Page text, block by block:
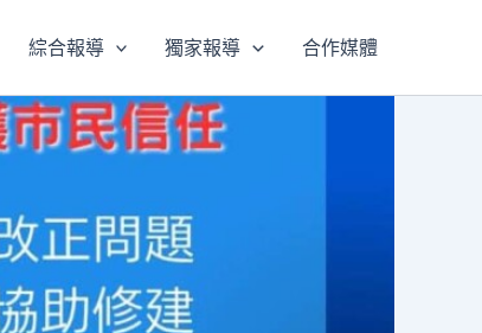
綜合報導 獨家報導 合作媒體